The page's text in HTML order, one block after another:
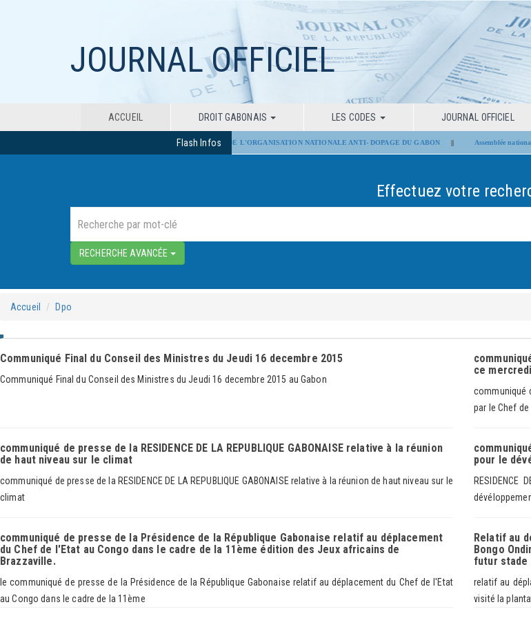
JOURNAL OFFICIEL
ACCUEIL DROIT GABONAIS LES CODES JOURNAL OFFICIEL
Flash Infos
ADOPTION PAR LE SÉNAT DU PROJET DE LOI DE L'ORGANISATION NATIONALE ANTI- DOPAGE DU GABON|| Assemblée
Effectuez votre
RECHERCHE AVANCÉE
Accueil Dpo
Communiqué Final du Conseil des Ministres du Jeudi 16 decembre 2015
Communiqué Final du Conseil des Ministres du Jeudi 16 decembre 2015 au Gabon
ce
communiqué
par le Chef
communiqué de presse de la RESIDENCE DE LA REPUBLIQUE GABONAISE relative à la réunion
de haut niveau sur le climat
communiqué de presse de la RESIDENCE DE LA REPUBLIQUE GABONAISE relative à la réunion de haut niveau sur le
climat
pour le
RESIDENCE
communiqué de presse de la Présidence de la République Gabonaise relatif au déplacement
du Chef de l'Etat au Congo dans le cadre de la 11ème édition des Jeux africains de
Brazzaville.
le communiqué de presse de la Présidence de la République Gabonaise relatif au déplacement du Chef de l'Etat
au Congo dans le cadre de la 11ème
Relatif au
Bongo
futur stade
relatif au
visité la